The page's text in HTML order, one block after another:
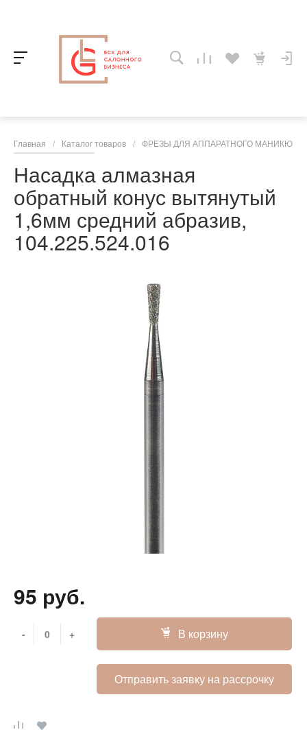
Главная / Каталог товаров / ФРЕЗЫ ДЛЯ АППАРАТНОГО
Насадка алмазная
обратный конус вытянутый
1,6мм средний абразив,
104.225.524.016
95 руб.
- + В корзину
Отправить заявку на рассрочку